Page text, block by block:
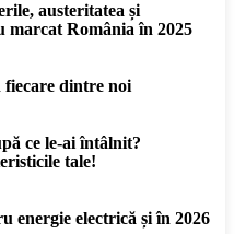
austeritatea și
marcat România în 2025
dintre noi
ce le-ai întâlnit?
tale!
energie electrică și în 2026